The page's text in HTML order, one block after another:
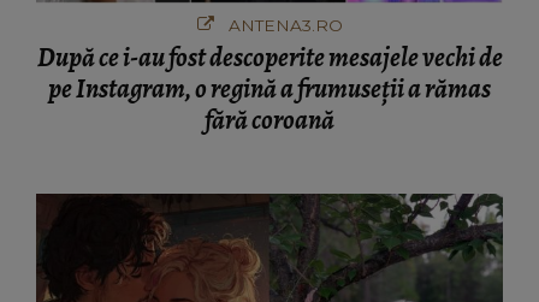
ANTENA3.RO
După ce i-au fost descoperite mesajele vechi de
pe Instagram, o regină a frumuseții a rămas
fără coroană